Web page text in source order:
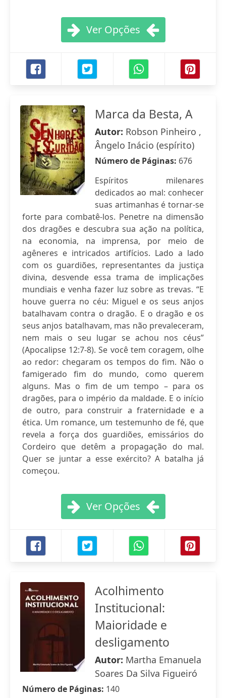
Ver Opções
Marca da Besta, A
Autor: Robson Pinheiro ,
Ângelo Inácio (espírito)
Número de Páginas: 676
Espíritos milenares
dedicados ao mal: conhecer
suas artimanhas é tornar-se
forte para combatê-los. Penetre na dimensão
dos dragões e descubra sua ação na política,
na economia, na imprensa, por meio de
agêneres e intricados artifícios. Lado a lado
com os guardiões, representantes da justiça
divina, desvende essa trama de implicações
mundiais e venha fazer luz sobre as trevas. “E
houve guerra no céu: Miguel e os seus anjos
batalhavam contra o dragão. E o dragão e os
seus anjos batalhavam, mas não prevaleceram,
nem mais o seu lugar se achou nos céus”
(Apocalipse 12:7-8). Se você tem coragem, olhe
ao redor: chegaram os tempos do fim. Não o
famigerado fim do mundo, como querem
alguns. Mas o fim de um tempo – para os
dragões, para o império da maldade. E o início
de outro, para construir a fraternidade e a
ética. Um romance, um testemunho de fé, que
revela a força dos guardiões, emissários do
Cordeiro que detêm a propagação do mal.
Quer se juntar a esse exército? A batalha já
começou.
Ver Opções
Acolhimento
Institucional:
Maioridade e
desligamento
Autor: Martha Emanuela
Soares Da Silva Figueiró
Número de Páginas: 140